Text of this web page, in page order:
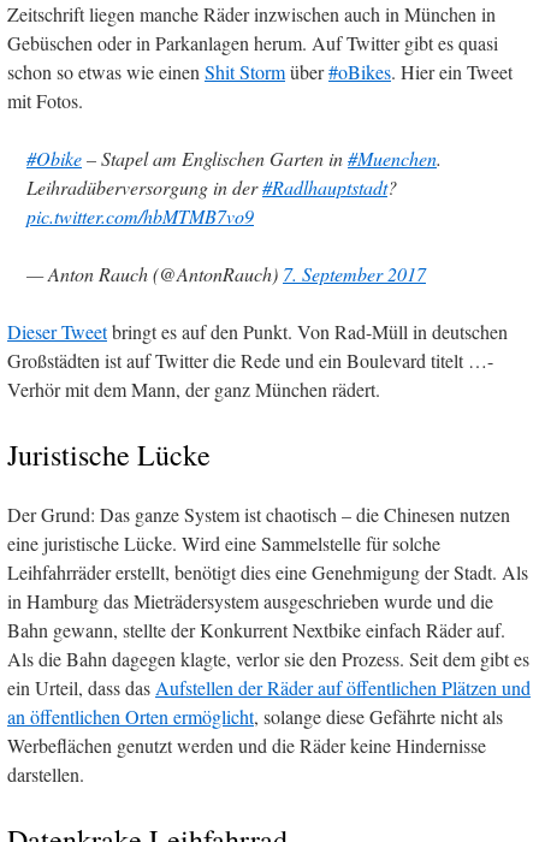
Zeitschrift liegen manche Räder inzwischen auch in München in
Gebüschen oder in Parkanlagen herum. Auf Twitter gibt es quasi
schon so etwas wie einenShit Stormüber#oBikes. Hier ein Tweet
mit Fotos.
#Obike– Stapel am Englischen Garten in#Muenchen.
Leihradüberversorgung in der#Radlhauptstadt?
pic.twitter.com/hbMTMB7vo9
— Anton Rauch (@AntonRauch) 7. September 2017
Dieser Tweetbringt es auf den Punkt. Von Rad-Müll in deutschen
Großstädten ist auf Twitter die Rede und ein Boulevard titelt …-
Verhör mit dem Mann, der ganz München rädert.
Juristische Lücke
Der Grund: Das ganze System ist chaotisch – die Chinesen nutzen
eine juristische Lücke. Wird eine Sammelstelle für solche
Leihfahrräder erstellt, benötigt dies eine Genehmigung der Stadt. Als
in Hamburg das Mieträdersystem ausgeschrieben wurde und die
Bahn gewann, stellte der Konkurrent Nextbike einfach Räder auf.
Als die Bahn dagegen klagte, verlor sie den Prozess. Seit dem gibt es
ein Urteil, dass dasAufstellen der Räder auf öffentlichen Plätzen und
an öffentlichen Orten ermöglicht, solange diese Gefährte nicht als
Werbeflächen genutzt werden und die Räder keine Hindernisse
darstellen.